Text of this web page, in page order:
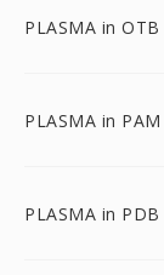
PLASMA in OTB
PLASMA in PAM
PLASMA in PDB